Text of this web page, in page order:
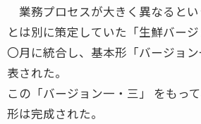
業務プロセスが大きく異なると
とは別に策定していた「生鮮バー
〇月に統合し、基本形「バージョ
表された。
この「バージョン一・三」 をもっ
形は完成された。